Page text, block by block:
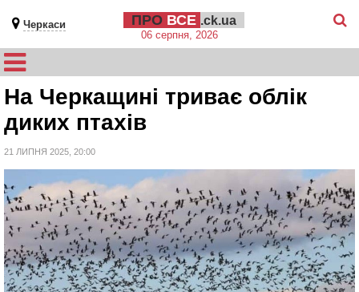
Черкаси ПРО ВСЕ .ck.ua
06 серпня, 2026
На Черкащині триває облік
диких птахів
21 ЛИПНЯ 2025, 20:00